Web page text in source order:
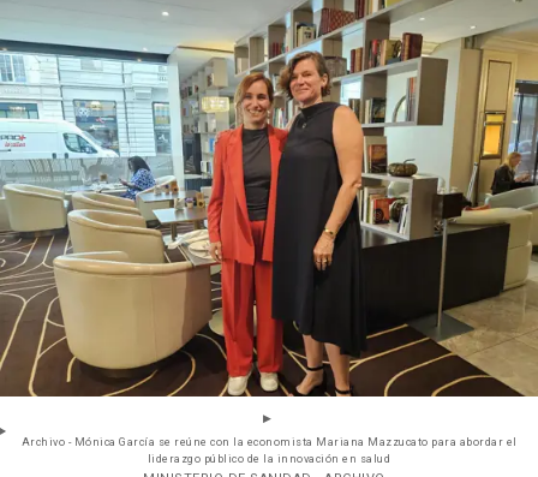
Archivo - Mónica García se reúne con la economista Mariana Mazzucato para abordar el
liderazgo público de la innovación en salud